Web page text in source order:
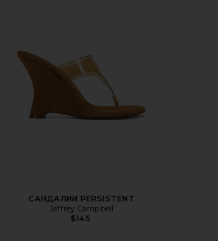
САНДАЛИИ PERSISTENT
Jeffrey Campbell
$145